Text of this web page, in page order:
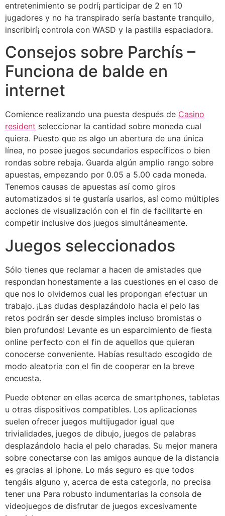
entretenimiento se podrí¡ participar de 2 en 10
jugadores y no ha transpirado serí­a bastante tranquilo,
inscribirí¡ controla con WASD y la pastilla espaciadora.
Consejos sobre Parchís –
Funciona de balde en
internet
Comience realizando una puesta después de Casino
resident seleccionar la cantidad sobre moneda cual
quiera. Puesto que es algo un abertura de una única
línea, no posee juegos secundarios específicos o bien
rondas sobre rebaja. Guarda algún amplio rango sobre
apuestas, empezando por 0.05 a 5.00 cada moneda.
Tenemos causas de apuestas así­ como giros
automatizados si te gustaría usarlos, así como múltiples
acciones de visualización con el fin de facilitarte en
competir inclusive dos juegos simultáneamente.
Juegos seleccionados
Sólo tienes que reclamar a hacen de amistades que
respondan honestamente a las cuestiones en el caso de
que nos lo olvidemos cual les propongan efectuar un
trabajo. ¡Las dudas desplazándolo hacia el pelo las
retos podrán ser desde simples incluso bromistas o
bien profundos! Levante es un esparcimiento de fiesta
online perfecto con el fin de aquellos que quieran
conocerse conveniente. Habías resultado escogido de
modo aleatoria con el fin de cooperar en la breve
encuesta.
Puede obtener en ellas acerca de smartphones, tabletas
u otras dispositivos compatibles. Los aplicaciones
suelen ofrecer juegos multijugador igual que
trivialidades, juegos de dibujo, juegos de palabras
desplazándolo hacia el pelo charadas. Su mejor manera
sobre conectarse con las amigos aunque de la distancia
es gracias al iphone. Lo más seguro es que todos
tengáis alguno y, acerca de esta categoría, no precisa
tener una Para robusto indumentarias la consola de
videojuegos de disfrutar de juegos excesivamente